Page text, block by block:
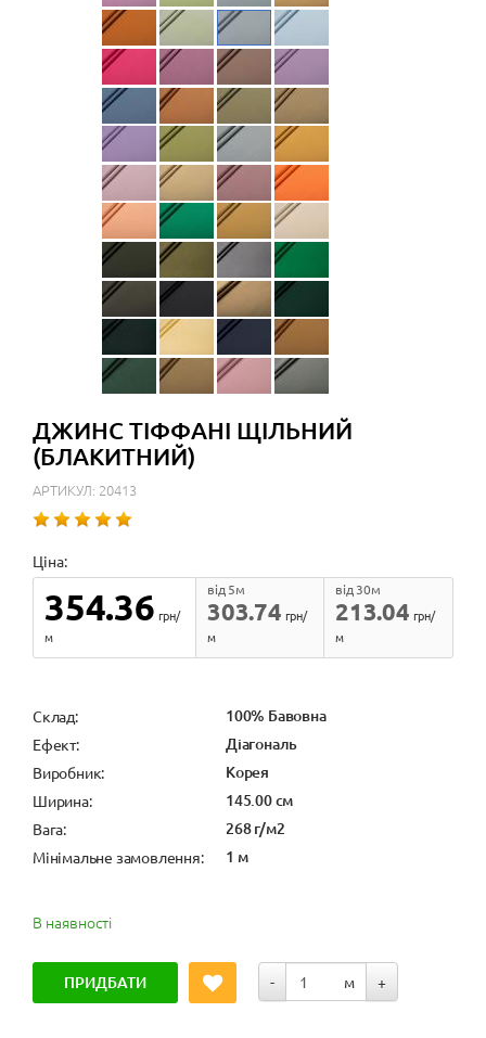
ДЖИНС ТІФФАНІ ЩІЛЬНИЙ
(БЛАКИТНИЙ)
АРТИКУЛ: 20413
Ціна:
354.36 грн/
м
303.74
від 5м
грн/
м
213.04
від 30м
грн/
м
Cклад: 100% Бавовна
Ефект: Діагональ
Виробник: Корея
Ширина: 145.00 см
Вага: 268 г/м2
Мінімальне замовлення: 1 м
В наявності
ПРИДБАТИ - м +